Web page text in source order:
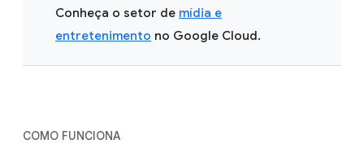
Conheça o setor de mídia e
entretenimento no Google Cloud.
COMO FUNCIONA